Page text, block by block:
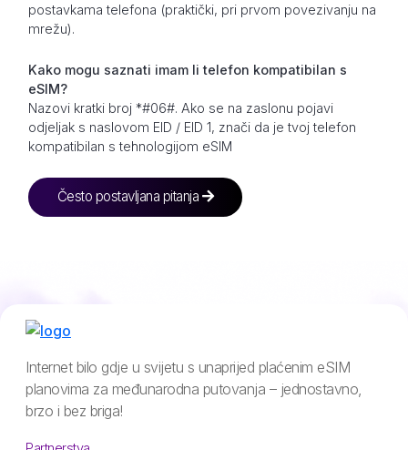
postavkama telefona (praktički, pri prvom povezivanju na
mrežu).
Kako mogu saznati imam li telefon kompatibilan s
eSIM?
Nazovi kratki broj *#06#. Ako se na zaslonu pojavi
odjeljak s naslovom EID / EID 1, znači da je tvoj telefon
kompatibilan s tehnologijom eSIM
Često postavljana pitanja
Internet bilo gdje u svijetu s unaprijed plaćenim eSIM
planovima za međunarodna putovanja – jednostavno,
brzo i bez briga!